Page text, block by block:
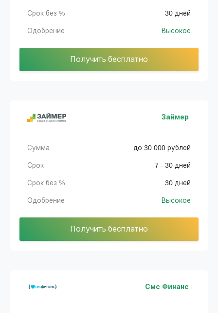
Срок без % 30 дней
Одобрение Высокое
Получить бесплатно
Займер
Сумма до 30 000 рублей
Срок 7 - 30 дней
Срок без % 30 дней
Одобрение Высокое
Получить бесплатно
Смс Финанс